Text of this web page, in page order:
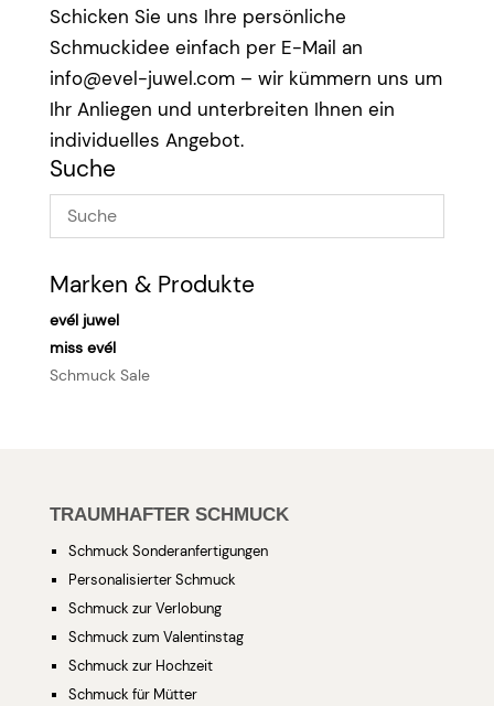
Schicken Sie uns Ihre persönliche
Schmuckidee einfach per E-Mail an
info@evel-juwel.com– wir kümmern uns um
Ihr Anliegen und unterbreiten Ihnen ein
individuelles Angebot.
Suche
Marken & Produkte
evél juwel
miss evél
Schmuck Sale
TRAUMHAFTER SCHMUCK
Schmuck Sonderanfertigungen
Personalisierter Schmuck
Schmuck zur Verlobung
Schmuck zum Valentinstag
Schmuck zur Hochzeit
Schmuck für Mütter